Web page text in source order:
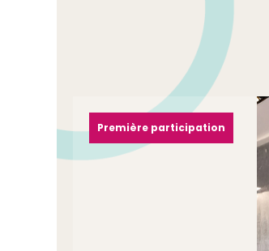
Première participation